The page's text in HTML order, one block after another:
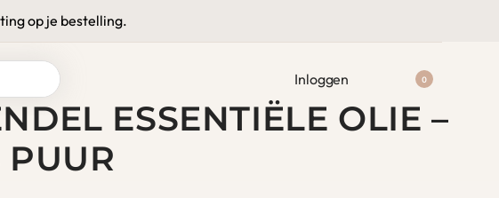
Inloggen 0
op je bestelling.
ESSENTIËLE OLIE –
PUUR